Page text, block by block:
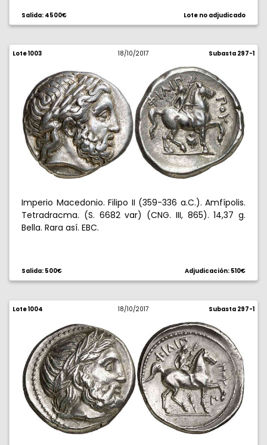
Salida: 4500€ Lote no adjudicado
Lote 1003 18/10/2017 Subasta 297-1
Imperio Macedonio. Filipo II (359-336 a.C.). Amfípolis.
Tetradracma. (S. 6682 var) (CNG. III, 865). 14,37 g.
Bella. Rara así. EBC.
Salida: 500€ Adjudicación: 510€
Lote 1004 18/10/2017 Subasta 297-1